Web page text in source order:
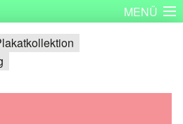
MENÜ
Plakatserie